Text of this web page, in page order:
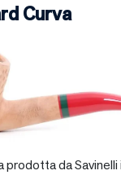
Curva
prodotta da Savinelli